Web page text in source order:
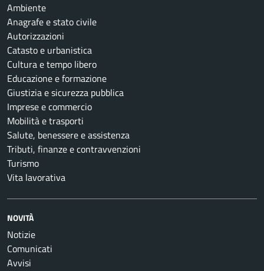
Ambiente
Anagrafe e stato civile
Autorizzazioni
Catasto e urbanistica
Cultura e tempo libero
Educazione e formazione
Giustizia e sicurezza pubblica
Imprese e commercio
Mobilità e trasporti
Salute, benessere e assistenza
Tributi, finanze e contravvenzioni
Turismo
Vita lavorativa
NOVITÀ
Notizie
Comunicati
Avvisi